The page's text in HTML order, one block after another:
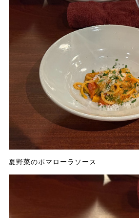
夏野菜のポマローラソース